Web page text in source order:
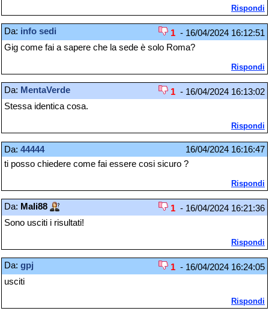
Rispondi
Da: info sedi 1 - 16/04/2024 16:12:51
Gig come fai a sapere che la sede è solo Roma?
Rispondi
Da: MentaVerde 1 - 16/04/2024 16:13:02
Stessa identica cosa.
Rispondi
Da: 44444
16/04/2024 16:16:47
ti posso chiedere come fai essere cosi sicuro ?
Rispondi
Da: Mali88 1 - 16/04/2024 16:21:36
Sono usciti i risultati!
Rispondi
Da: gpj 1 - 16/04/2024 16:24:05
usciti
Rispondi